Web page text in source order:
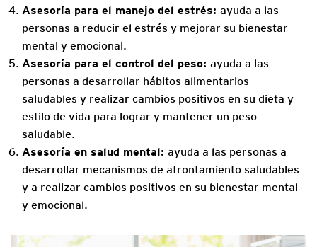
Asesoría para el manejo del estrés: ayuda a las
personas a reducir el estrés y mejorar su bienestar
mental y emocional.
Asesoría para el control del peso: ayuda a las
personas a desarrollar hábitos alimentarios
saludables y realizar cambios positivos en su dieta y
estilo de vida para lograr y mantener un peso
saludable.
Asesoría en salud mental: ayuda a las personas a
desarrollar mecanismos de afrontamiento saludables
y a realizar cambios positivos en su bienestar mental
y emocional.